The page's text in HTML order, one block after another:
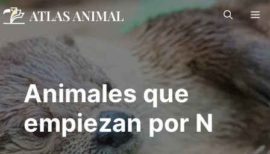
Saltar
contenido
Animales que
empiezan por N